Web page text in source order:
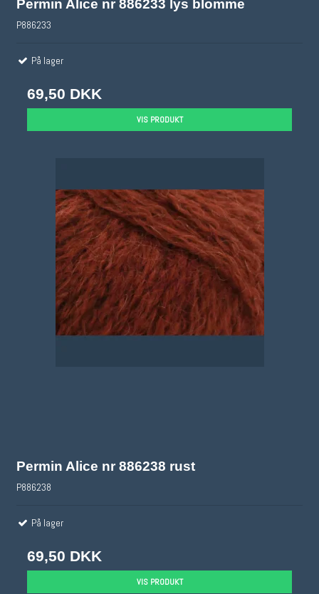
Permin Alice nr 886233 lys blomme
P886233
På lager
69,50 DKK
VIS PRODUKT
Permin Alice nr 886238 rust
P886238
På lager
69,50 DKK
VIS PRODUKT